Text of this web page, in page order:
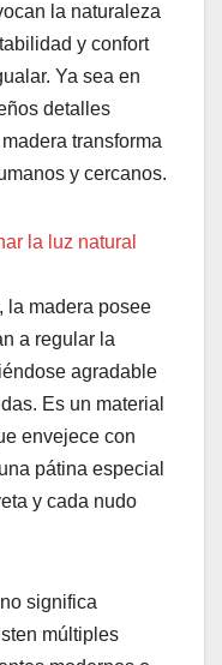
la naturaleza
y confort
Ya sea en
detalles
transforma
y cercanos.
la luz natural
la madera posee
a regular la
agradable
Es un material
envejece con
pátina especial
y cada nudo
significa
múltiples